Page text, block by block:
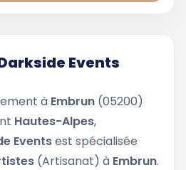
Events
à Embrun (05200)
Hautes-Alpes,
Eventsest spécialisée
(Artisanat) à Embrun.